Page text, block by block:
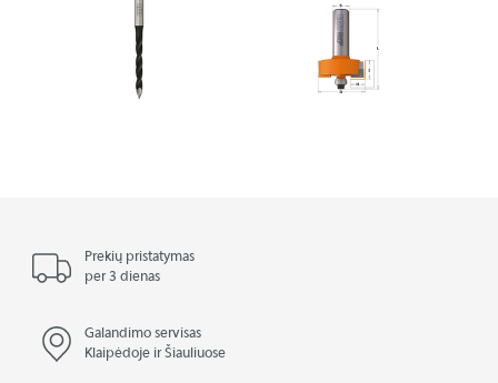
Prekių pristatymas
per 3 dienas
Galandimo servisas
Klaipėdoje ir Šiauliuose